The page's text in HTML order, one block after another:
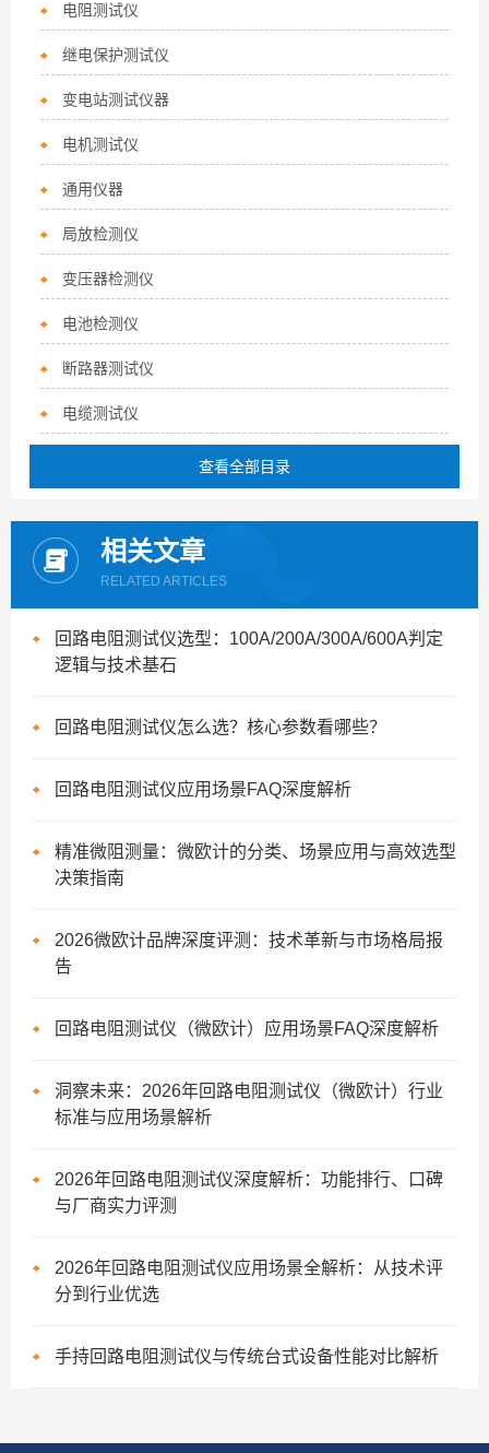
电阻测试仪
继电保护测试仪
变电站测试仪器
电机测试仪
通用仪器
局放检测仪
变压器检测仪
电池检测仪
断路器测试仪
电缆测试仪
查看全部目录
相关文章
RELATED ARTICLES
回路电阻测试仪选型：100A/200A/300A/600A判定
逻辑与技术基石
回路电阻测试仪怎么选？核心参数看哪些？
回路电阻测试仪应用场景FAQ深度解析
精准微阻测量：微欧计的分类、场景应用与高效选型
决策指南
2026微欧计品牌深度评测：技术革新与市场格局报
告
回路电阻测试仪（微欧计）应用场景FAQ深度解析
洞察未来：2026年回路电阻测试仪（微欧计）行业
标准与应用场景解析
2026年回路电阻测试仪深度解析：功能排行、口碑
与厂商实力评测
2026年回路电阻测试仪应用场景全解析：从技术评
分到行业优选
手持回路电阻测试仪与传统台式设备性能对比解析